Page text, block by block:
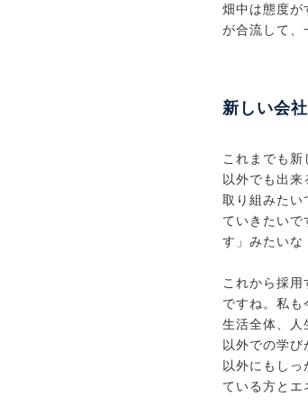
畑中は態度が
が合流して、
新しい会
これまでも
以外でも出来
取り組みたい
ていきたい
す」みたいな
これから採
ですね。私も
生活全体、人
以外での学
以外にもし
ている方とエ